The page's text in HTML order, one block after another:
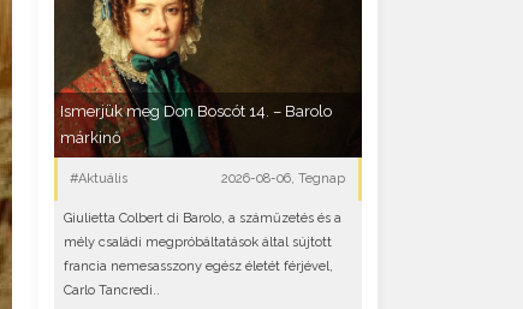
Ismerjük meg Don Boscót 14. – Barolo
márkinő
#Aktuális 2026-08-06, Tegnap
Giulietta Colbert di Barolo, a száműzetés és a
mély családi megpróbáltatások által sújtott
francia nemesasszony egész életét férjével,
Carlo Tancredi..